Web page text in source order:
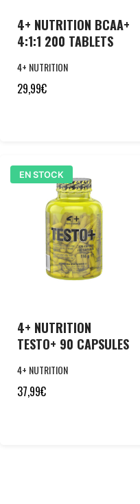
4+ NUTRITION BCAA+
4:1:1 200 TABLETS
4+ NUTRITION
29,99€
EN STOCK
4+ NUTRITION
TESTO+ 90 CAPSULES
4+ NUTRITION
37,99€